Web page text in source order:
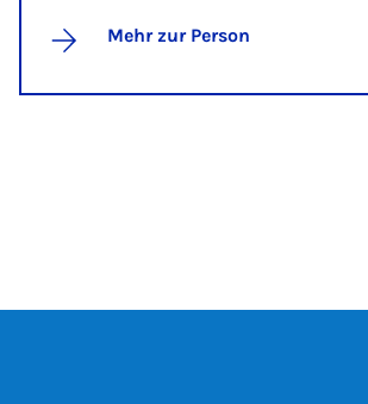
Mehr zur Person